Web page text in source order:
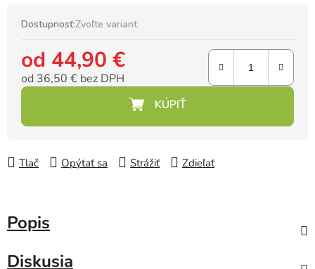
Dostupnosť:Zvoľte variant
od 44,90 €
od 36,50 € bez DPH
Jednotková cena:
Tlač Opýtať sa Strážiť Zdieľať
Popis
Diskusia